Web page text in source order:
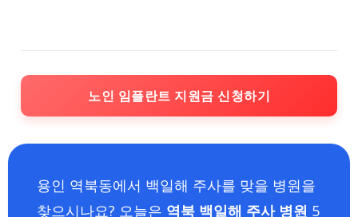
노인 임플란트 지원금 신청하기
용인 역북동에서 백일해 주사를 맞을 병원을
찾으시나요? 오늘은 역북 백일해 주사 병원 5